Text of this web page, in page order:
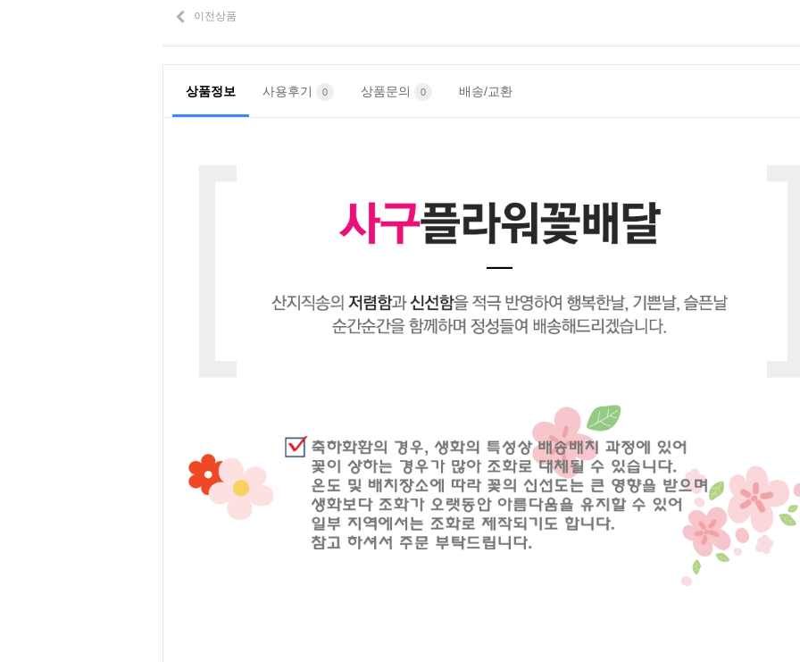
이전상품
상품정보 사용후기 0 상품문의 0 배송/교환